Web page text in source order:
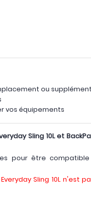
ou
vos équipements
Sling 10L et
pour être
Sling 10L n'est